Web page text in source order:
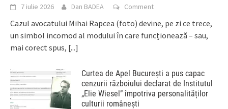
7 iulie 2026 Dan BADEA Comment
Cazul avocatului Mihai Rapcea (foto) devine, pe zi ce trece,
un simbol incomod al modului în care funcționează – sau,
mai corect spus, [...]
Curtea de Apel București a pus capac
cenzurii războiului declarat de Institutul
„Elie Wiesel” împotriva personalităților
culturii românești